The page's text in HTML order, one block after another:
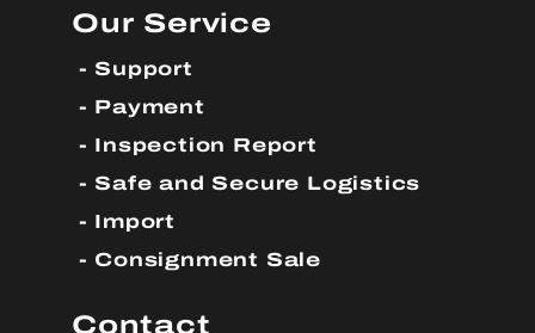
Our Service
Support
Payment
Inspection Report
Safe and Secure Logistics
Import
Consignment Sale
Contact